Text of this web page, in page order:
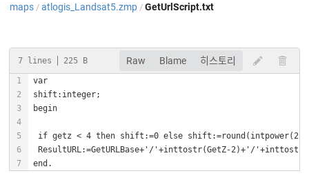
maps / atlogis_Landsat5.zmp / GetUrlScript.txt
7 lines 225 B Raw Blame 히스토리
end.